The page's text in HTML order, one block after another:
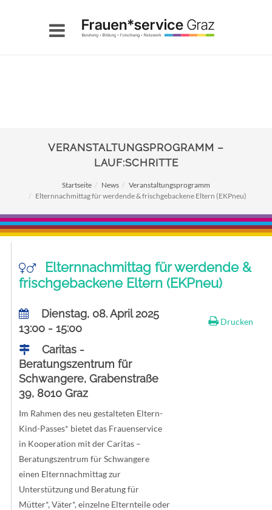
VERANSTALTUNGSPROGRAMM –
LAUF:SCHRITTE
Startseite News
Veranstaltungsprogramm
Elternnachmittag für werdende & frischgebackene Eltern (EKPneu)
Elternnachmittag für werdende &
frischgebackene Eltern (EKPneu)
Dienstag, 08. April 2025
13:00 - 15:00
Caritas -
Beratungszentrum für
Schwangere, Grabenstraße
39, 8010 Graz
Im Rahmen des neu gestalteten Eltern-
Kind-Passes* bietet das Frauenservice
in Kooperation mit der Caritas –
Beratungszentrum für Schwangere
einen Elternnachmittag zur
Unterstützung und Beratung für
Mütter*, Väter*, einzelne Elternteile oder
Drucken